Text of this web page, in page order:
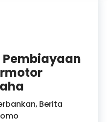
Pembiayaan
, Berita